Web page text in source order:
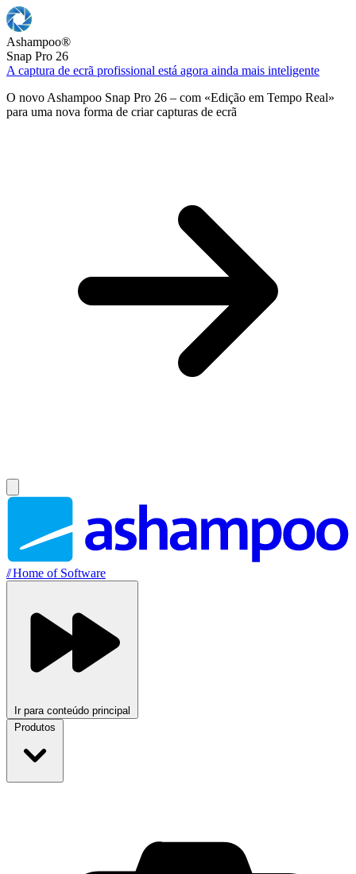
Ashampoo®
Snap Pro 26
A captura de ecrã profissional está agora ainda mais inteligente
O novo Ashampoo Snap Pro 26 – com «Edição em Tempo Real»
para uma nova forma de criar capturas de ecrã
//Home of Software
Ir para conteúdo principal
Produtos